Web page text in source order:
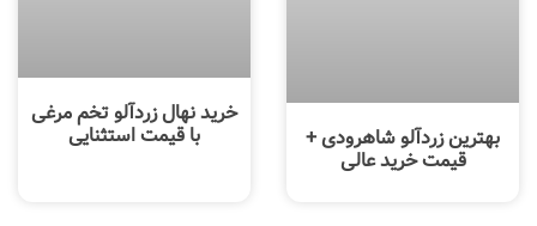
بهترین زردآلو شاهرودی +
قیمت خرید عالی
خرید نهال زردآلو تخم مرغی
با قیمت استثنایی